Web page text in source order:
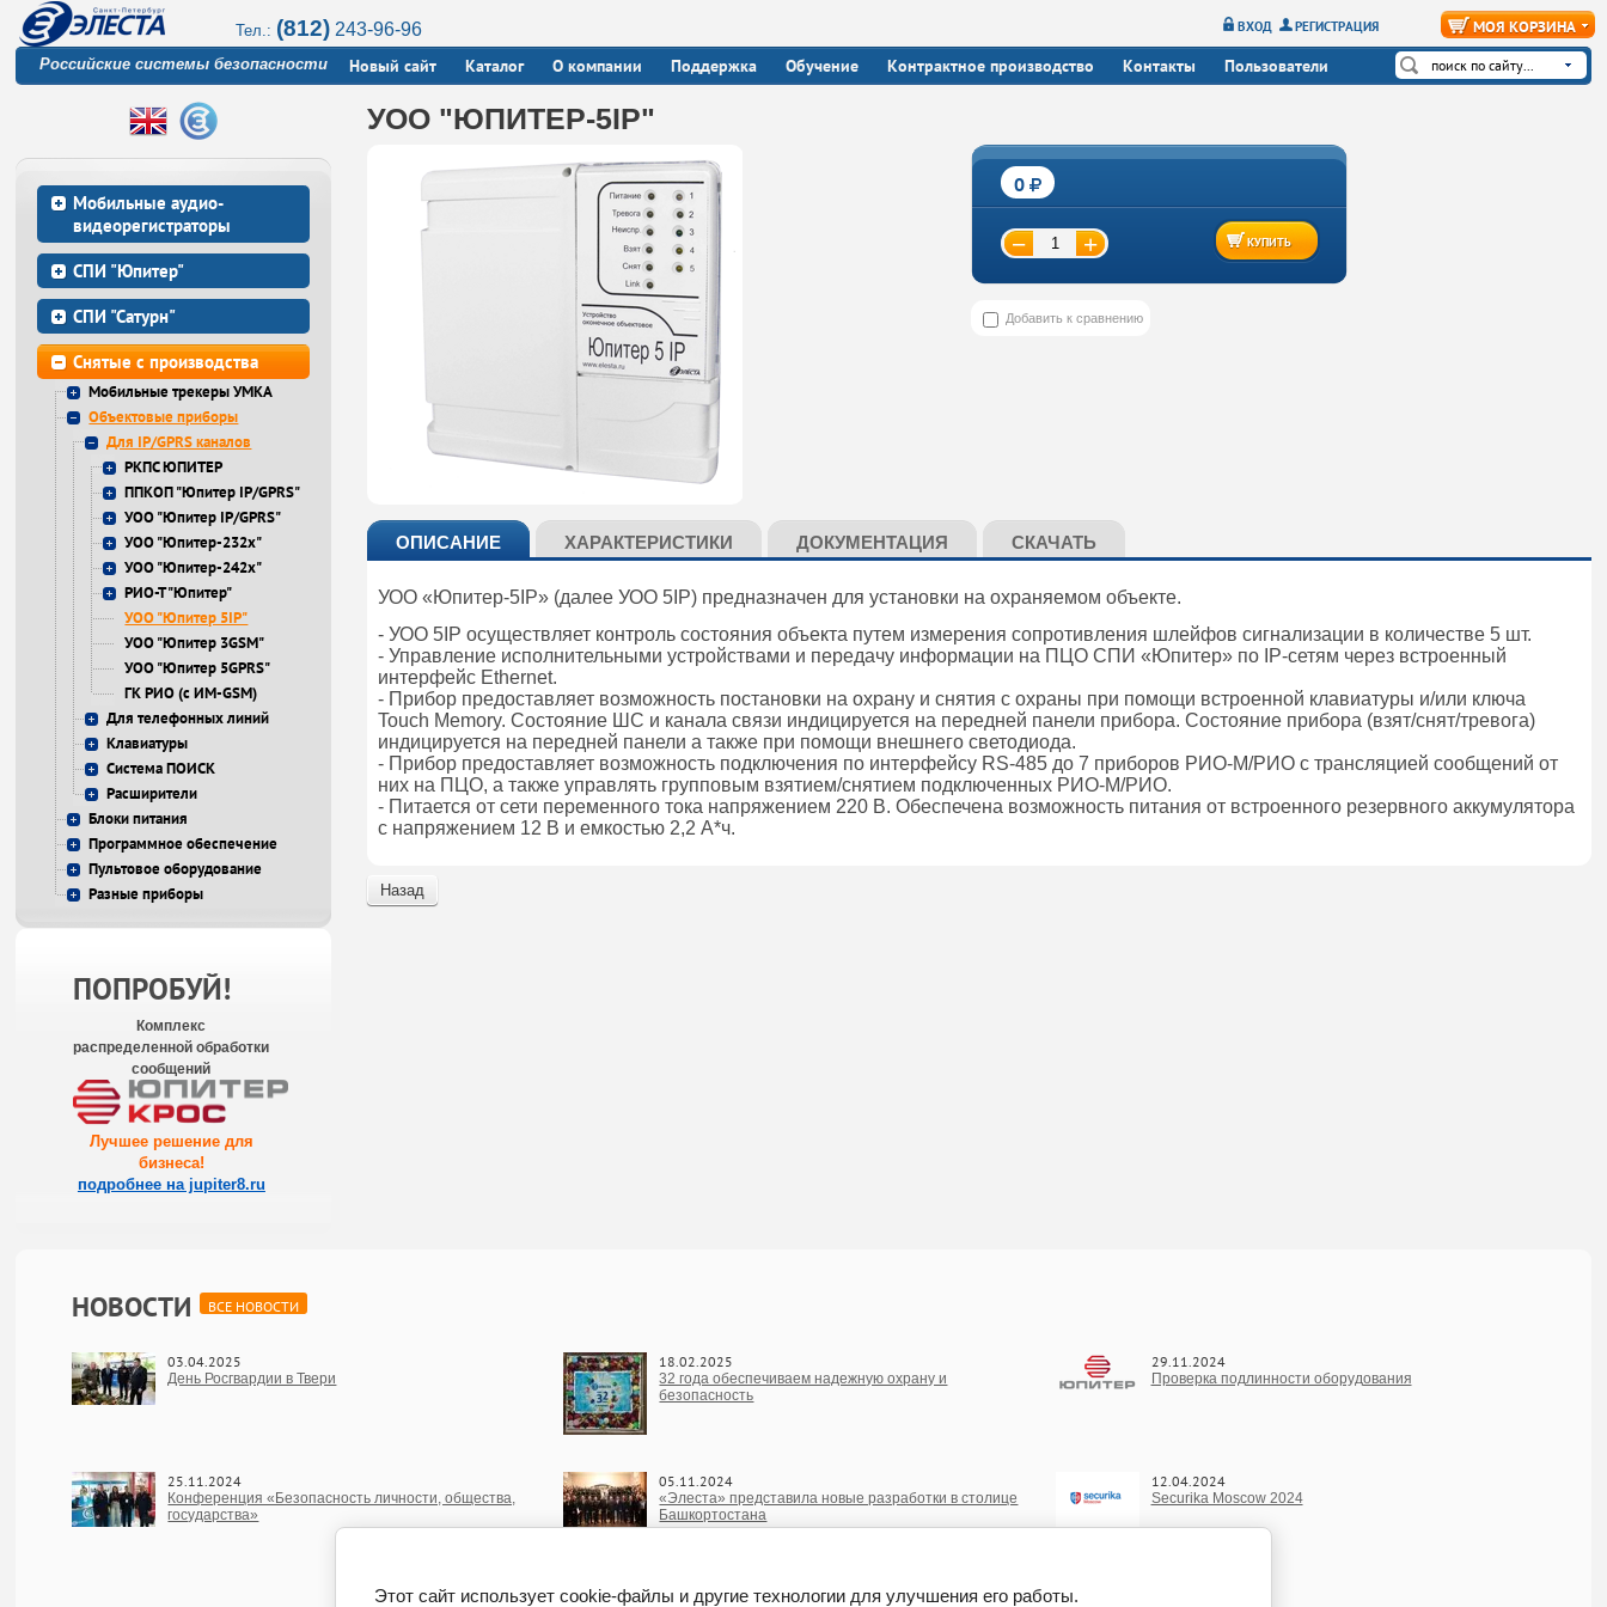
Тел.: (812) 243-96-96 ВХОД РЕГИСТРАЦИЯ МОЯ КОРЗИНА
Российские системы безопасности Новый сайт Каталог О компании Поддержка Обучение Контрактное производство Контакты Пользователи
УОО "ЮПИТЕР-5IP"
0
− + КУПИТЬ
Добавить к сравнению
ОПИСАНИЕ ХАРАКТЕРИСТИКИ ДОКУМЕНТАЦИЯ СКАЧАТЬ
УОО «Юпитер-5IP» (далее УОО 5IP) предназначен для установки на охраняемом объекте.
- УОО 5IP осуществляет контроль состояния объекта путем измерения сопротивления шлейфов сигнализации в количестве 5 шт.
- Управление исполнительными устройствами и передачу информации на ПЦО СПИ «Юпитер» по IP-сетям через встроенный
интерфейс Ethernet.
- Прибор предоставляет возможность постановки на охрану и снятия с охраны при помощи встроенной клавиатуры и/или ключа
Touch Memory. Состояние ШС и канала связи индицируется на передней панели прибора. Состояние прибора (взят/снят/тревога)
индицируется на передней панели а также при помощи внешнего светодиода.
- Прибор предоставляет возможность подключения по интерфейсу RS-485 до 7 приборов РИО-М/РИО с трансляцией сообщений от
них на ПЦО, а также управлять групповым взятием/снятием подключенных РИО-М/РИО.
- Питается от сети переменного тока напряжением 220 В. Обеспечена возможность питания от встроенного резервного аккумулятора
с напряжением 12 В и емкостью 2,2 А*ч.
Назад
Мобильные аудио-
видеорегистраторы
СПИ "Юпитер"
СПИ "Сатурн"
Снятые с производства
Мобильные трекеры УМКА
Объектовые приборы
Для IP/GPRS каналов
РКПС ЮПИТЕР
ППКОП "Юпитер IP/GPRS"
УОО "Юпитер IP/GPRS"
УОО "Юпитер-232x"
УОО "Юпитер-242x"
РИО-Т "Юпитер"
УОО "Юпитер 5IP"
УОО "Юпитер 3GSM"
УОО "Юпитер 5GPRS"
ГК РИО (с ИМ-GSM)
Для телефонных линий
Клавиатуры
Система ПОИСК
Расширители
Блоки питания
Программное обеспечение
Пультовое оборудование
Разные приборы
ПОПРОБУЙ!
Комплекс
распределенной обработки
сообщений
Лучшее решение для
бизнеса!
подробнее на jupiter8.ru
НОВОСТИ ВСЕ НОВОСТИ
03.04.2025
День Росгвардии в Твери
18.02.2025
32 года обеспечиваем надежную охрану и
безопасность
29.11.2024
Проверка подлинности оборудования
25.11.2024
Конференция «Безопасность личности, общества,
государства»
05.11.2024
«Элеста» представила новые разработки в столице
Башкортостана
12.04.2024
Securika Moscow 2024
Этот сайт использует cookie-файлы и другие технологии для улучшения его работы.